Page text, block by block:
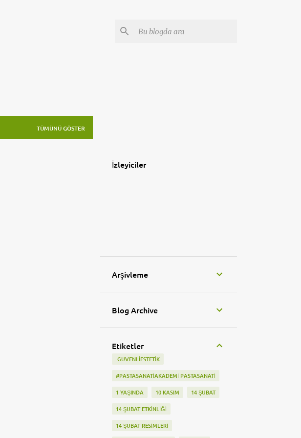
TÜMÜNÜ GÖSTER
İzleyiciler
Arşivleme
Blog Archive
Etiketler
‬ GUVENLIESTETIK
#PASTASANATIAKADEMI PASTASANATI
1 YAŞINDA
10 KASIM
14 ŞUBAT
14 ŞUBAT ETKINLIĞI
14 ŞUBAT RESIMLERI